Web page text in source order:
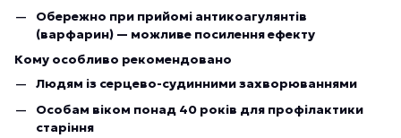
Обережно при прийомі антикоагулянтів
(варфарин) — можливе посилення ефекту
Кому особливо рекомендовано
Людям із серцево-судинними захворюваннями
Особам віком понад 40 років для профілактики
старіння